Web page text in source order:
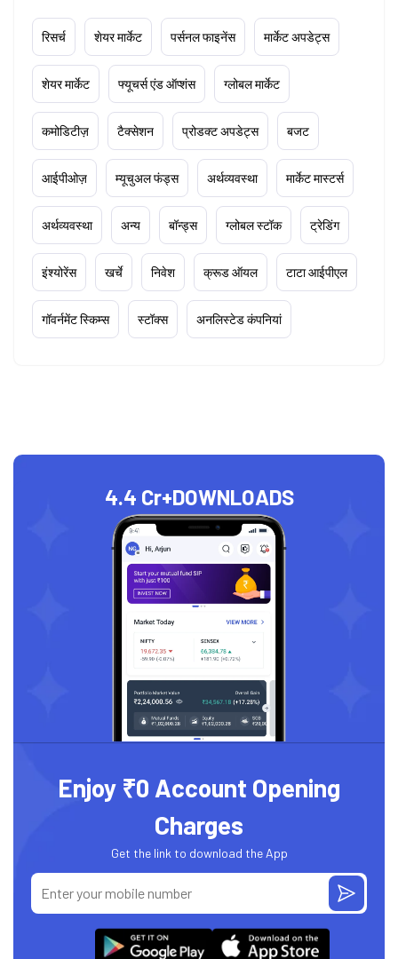
रिसर्च शेयर मार्केट पर्सनल फाइनेंस मार्केट अपडेट्स
शेयर मार्केट फ्यूचर्स एंड ऑप्शंस ग्लोबल मार्केट
कमोडिटीज़ टैक्सेशन प्रोडक्ट अपडेट्स बजट
आईपीओज़ म्यूचुअल फंड्स अर्थव्यवस्था मार्केट मास्टर्स
अर्थव्यवस्था अन्य बॉन्ड्स ग्लोबल स्टॉक ट्रेडिंग
इंश्योरेंस खर्चे निवेश क्रूड ऑयल टाटा आईपीएल
गॉवर्नमेंट स्किम्स स्टॉक्स अनलिस्टेड कंपनियां
4.4 Cr+DOWNLOADS
Enjoy ₹0 Account Opening
Charges
Get the link to download the App